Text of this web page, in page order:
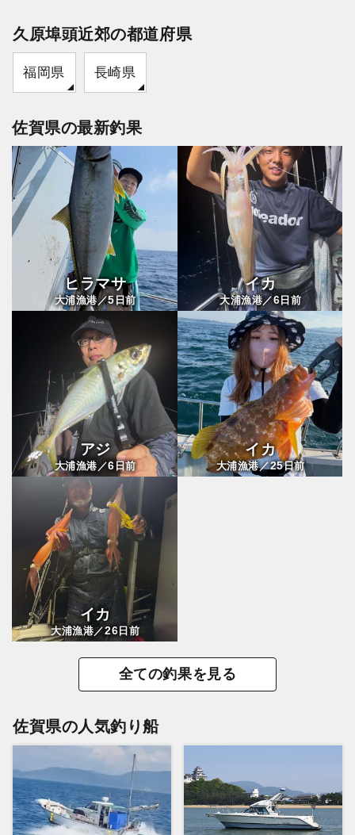
久原埠頭近郊の都道府県
福岡県 長崎県
佐賀県の最新釣果
ヒラマサ
大浦漁港／5 日前
イカ
大浦漁港／6 日前
アジ
大浦漁港／6 日前
イカ
大浦漁港／25日前
イカ
大浦漁港／26 日前
全ての釣果を見る
佐賀県の人気釣り船